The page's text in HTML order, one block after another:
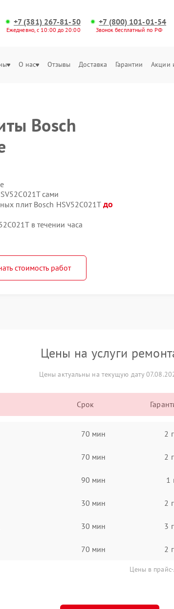
+7 (381) 267-81-50
Ежедневно, с 10:00 до 20:00
+7 (800) 101-01-54
Звонок бесплатный по РФ
О нас Отзывы Доставка Гарантии Акции
Bosch
сами
плит Bosch HSV52C021T до
в течении часа
стоимость работ
Цены на услуги
Цены актуальны на текущую дату
Срок
70 мин 2
70 мин 2
90 мин 1
30 мин 2
30 мин 3
70 мин 2
Цены в прайс-